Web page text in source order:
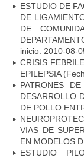
ESTUDIO DE
DE
DE
inicio: 2010-08-
CRISIS
EPILEPSIA
PATRONES
DESARROLLO
DE POLLO
VIAS DE
EN MODELOS
ESTUDIO